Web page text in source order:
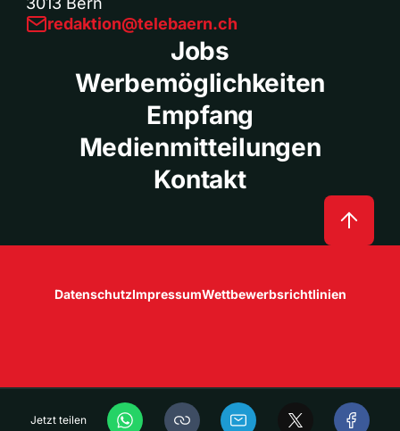
Jetzt teilen
redaktion@telebaern.ch
Jobs
Werbemöglichkeiten
Empfang
Medienmitteilungen
Kontakt
DatenschutzImpressumWettbewerbsrichtlinien